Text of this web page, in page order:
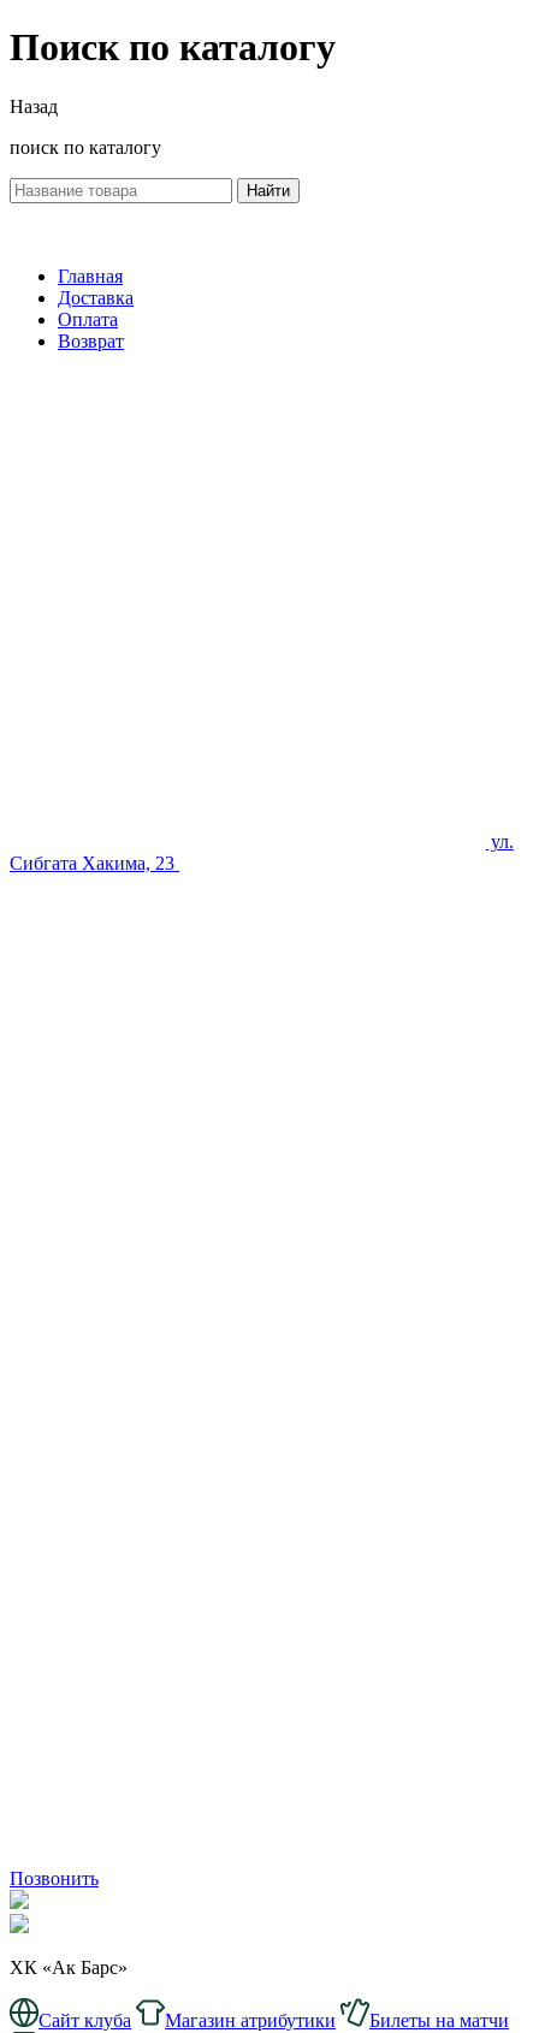
Поиск по каталогу
Назад
поиск по каталогу
Найти
Главная
Доставка
Оплата
Возврат
ул.
Сибгата Хакима, 23
Позвонить
ХК «Ак Барс»
Сайт клуба Магазин атрибутики
Билеты на матчи